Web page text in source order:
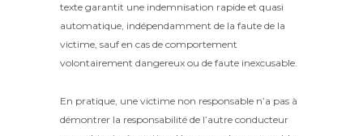
texte garantit une indemnisation rapide et quasi
automatique, indépendamment de la faute de la
victime, sauf en cas de comportement
volontairement dangereux ou de faute inexcusable.
En pratique, une victime non responsable n’a pas à
démontrer la responsabilité de l’autre conducteur